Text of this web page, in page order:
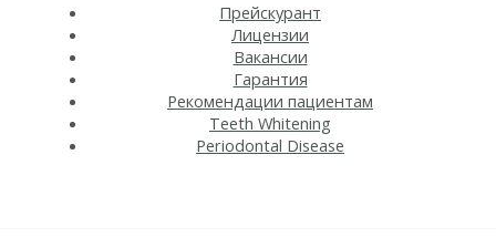
Прейскурант
Лицензии
Вакансии
Гарантия
Рекомендации пациентам
Teeth Whitening​
Periodontal Disease​